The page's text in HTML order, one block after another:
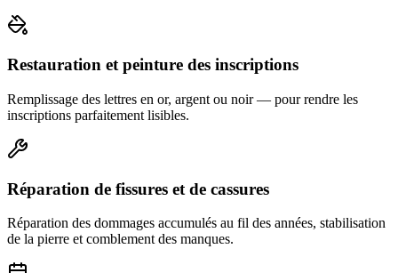
Restauration et peinture des inscriptions
Remplissage des lettres en or, argent ou noir — pour rendre les
inscriptions parfaitement lisibles.
Réparation de fissures et de cassures
Réparation des dommages accumulés au fil des années, stabilisation
de la pierre et comblement des manques.